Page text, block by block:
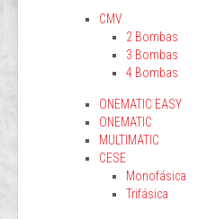
CMV
2 Bombas
3 Bombas
4 Bombas
ONEMATIC EASY
ONEMATIC
MULTIMATIC
CESE
Monofásica
Trifásica